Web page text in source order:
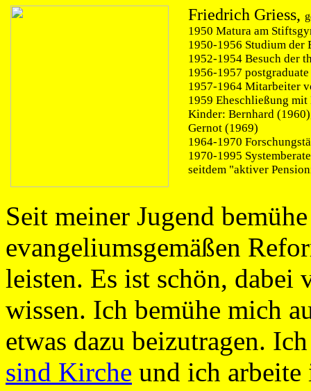
Friedrich Griess,
1950 Matura am
1950-1956 Studium der
1952-1954 Besuch der
1956-1957
1957-1964 Mitarbeiter
1959 Eheschließung
Kinder: Bernhard
Gernot (1969)
1964-1970
1970-1995
seitdem "aktiver
Seit meiner Jugend
evangeliumsgemäßen
leisten. Es ist schön, dabei
wissen. Ich bemühe mich
etwas dazu beizutragen.
sind Kirche und ich